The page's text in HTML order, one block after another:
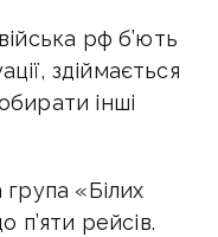
рф б’ють
здіймається
інші
«Білих
п’яти рейсів.